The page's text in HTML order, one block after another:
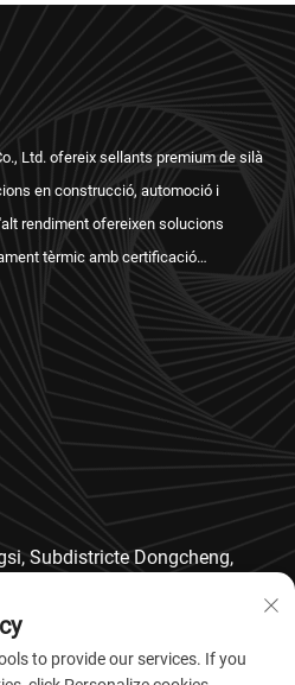
Ltd. ofereix sellants premium de silà
en construcció, automoció i
rendiment ofereixen solucions
tèrmic amb certificació
Subdistricte Dongcheng,
to provide our services. If you